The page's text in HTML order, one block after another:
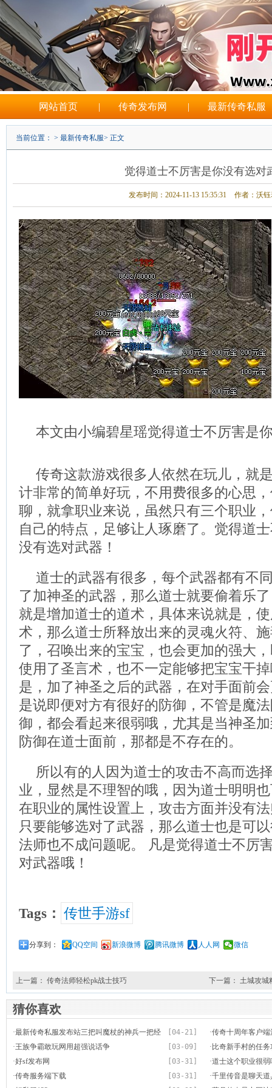
网站首页 | 传奇发布网 | 最新传奇私服
当前位置： > 最新传奇私服> 正文
觉得道士不厉害是你没有选对
发布时间：2024-11-13 15:35:31 作者：沃
本文由小编碧星瑶觉得道士不厉害是
传奇这款游戏很多人依然在玩儿，就
计非常的简单好玩，不用费很多的心思
聊，就拿职业来说，虽然只有三个职业
自己的特点，足够让人琢磨了。觉得道
没有选对武器！
道士的武器有很多，每个武器都有不
了加神圣的武器，那么道士就要偷着乐
就是增加道士的道术，具体来说就是，
术，那么道士所释放出来的灵魂火符、
了，召唤出来的宝宝，也会更加的强大
使用了圣言术，也不一定能够把宝宝干
是，加了神圣之后的武器，在对手面前
是说即便对方有很好的防御，不管是魔
御，都会看起来很弱哦，尤其是当神圣
防御在道士面前，那都是不存在的。
所以有的人因为道士的攻击不高而选
业，显然是不理智的哦，因为道士明明
在职业的属性设置上，攻击方面并没有
只要能够选对了武器，那么道士也是可
法师也不成问题呢。 凡是觉得道士不厉
对武器哦！
Tags： 传世手游sf
分享到： QQ空间 新浪微博 腾讯微博 人人网 微信
上一篇： 传奇法师轻松pk战士技巧 下一篇： 土城攻城
猜你喜欢
[04-21]
·最新传奇私服发布站三把叫魔杖的神兵一把经
典一把好看 一把绝版
·传奇十周年客户
坛今天正式推出
[03-09]
·王族争霸敢玩网用超强说话争 · 比奇新手村的任
[03-31]
·好sf发布网 ·道士这个职业很弱
[03-31]
·传奇服务端下载 ·千里传音是聊天